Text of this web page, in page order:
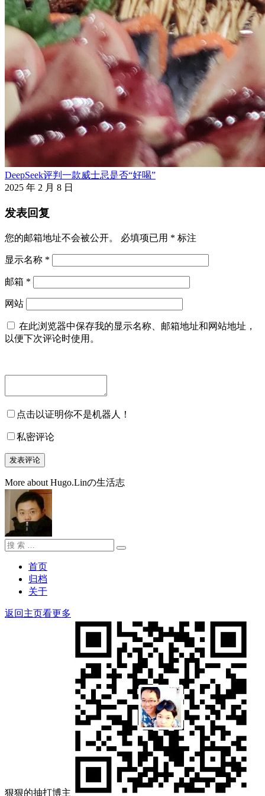
DeepSeek评判一款威士忌是否“好喝”
2025 年 2 月 8 日
发表回复
您的邮箱地址不会被公开。 必填项已用 * 标注
显示名称 *
邮箱 *
网站
在此浏览器中保存我的显示名称、邮箱地址和网站地址，
以便下次评论时使用。
点击以证明你不是机器人！
私密评论
More about Hugo.Linの生活志
搜
搜
首页
归档
关于
返回主页看更多
狠狠的抽打博主